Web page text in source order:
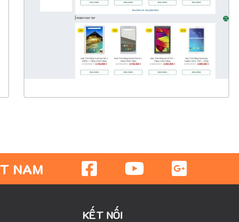
CHI TIẾT
XEM THỰC TẾ
NAM
KẾT NỐI